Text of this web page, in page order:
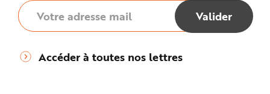
Accéder à toutes nos lettres